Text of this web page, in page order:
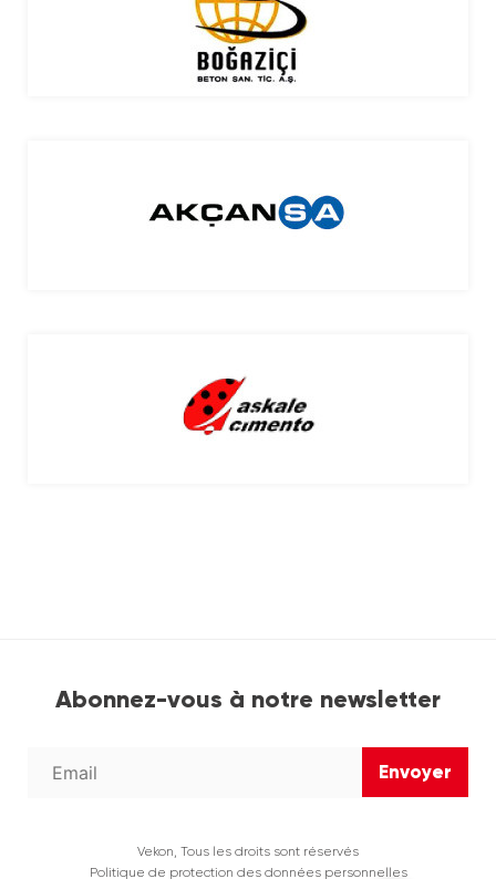
Abonnez-vous à notre newsletter
Vekon, Tous les droits sont réservés
Politique de protection des données personnelles